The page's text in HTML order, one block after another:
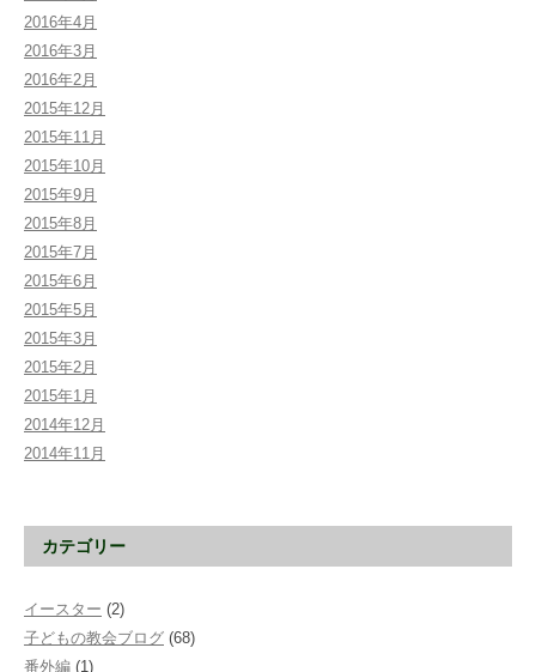
2016年4月
2016年3月
2016年2月
2015年12月
2015年11月
2015年10月
2015年9月
2015年8月
2015年7月
2015年6月
2015年5月
2015年3月
2015年2月
2015年1月
2014年12月
2014年11月
カテゴリー
イースター (2)
子どもの教会ブログ (68)
番外編 (1)